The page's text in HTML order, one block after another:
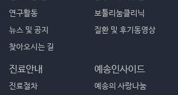
연구활동
뉴스 및 공지
찾아오시는 길
보툴리눔클리닉
질환 및 후기동영상
진료안내
진료절차
예송인사이드
예송의 사랑나눔